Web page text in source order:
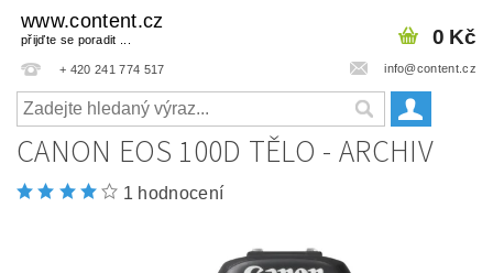
www.content.cz
přijďte se poradit ...
+ 420 241 774 517 info@content.cz
0 Kč
CANON EOS 100D TĚLO - ARCHIV
1 hodnocení